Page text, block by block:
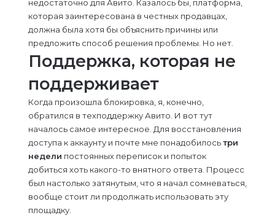
недостаточно для Авито. Казалось бы, платформа,
которая заинтересована в честных продавцах,
должна была хотя бы объяснить причины или
предложить способ решения проблемы. Но нет.
Поддержка, которая не
поддерживает
Когда произошла блокировка, я, конечно,
обратился в техподдержку Авито. И вот тут
началось самое интересное. Для восстановления
доступа к аккаунту и почте мне понадобилосьтри
недели постоянных переписок и попыток
добиться хоть какого-то внятного ответа. Процесс
был настолько затянутым, что я начал сомневаться,
вообще стоит ли продолжать использовать эту
площадку.